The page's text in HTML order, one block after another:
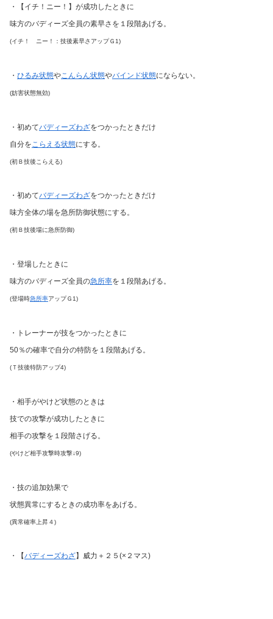
・【イチ！ニー！】が成功したときに
味方のバディーズ全員の素早さを１段階あげる。
(イチ！ ニー！：技後素早さアップＧ1)
・ ひるみ状態や こんらん状態やバインド状態にならない。
(妨害状態無効)
・初めてバディーズわざをつかったときだけ
自分を こらえる状態にする。
(初Ｂ技後こらえる)
・初めてバディーズわざをつかったときだけ
味方全体の場を急所防御状態にする。
(初Ｂ技後場に急所防御)
・登場したときに
味方のバディーズ全員の急所率を１段階あげる。
(登場時急所率アップＧ1)
・トレーナーが技をつかったときに
50％の確率で自分の特防を１段階あげる。
(Ｔ技後特防アップ4)
・相手がやけど状態のときは
技での攻撃が成功したときに
相手の攻撃を１段階さげる。
(やけど相手攻撃時攻撃↓9)
・技の追加効果で
状態異常にするときの成功率をあげる。
(異常確率上昇４)
・【バディーズわざ】威力＋２５(×２マス)